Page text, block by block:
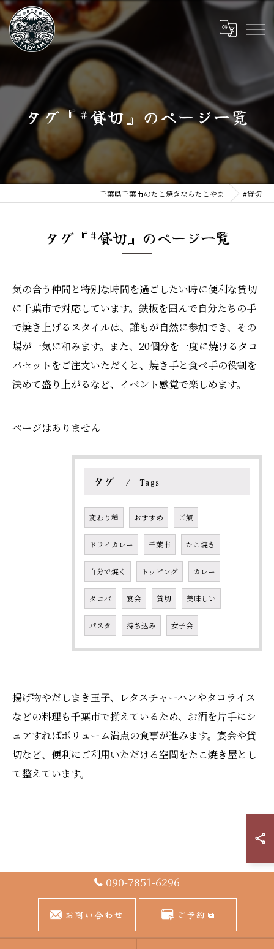
タグ『#貸切』のページ一覧
千葉県千葉市のたこ焼きならたこやま #貸切
タグ『#貸切』のページ一覧
気の合う仲間と特別な時間を過ごしたい時に便利な貸切
に千葉市で対応しています。鉄板を囲んで自分たちの手
で焼き上げるスタイルは、誰もが自然に参加でき、その
場が一気に和みます。また、20個分を一度に焼けるタコ
パセットをご注文いただくと、焼き手と食べ手の役割を
決めて盛り上がるなど、イベント感覚で楽しめます。
ページはありません
タグ Tags
変わり種 おすすめ ご飯
ドライカレー 千葉市 たこ焼き
自分で焼く トッピング カレー
タコパ 宴会 貸切 美味しい
パスタ 持ち込み 女子会
揚げ物やだしまき玉子、レタスチャーハンやタコライス
などの料理も千葉市で揃えているため、お酒を片手にシ
ェアすればボリューム満点の食事が進みます。宴会や貸
切など、便利にご利用いただける空間をたこ焼き屋とし
て整えています。
090-7851-6296
お問い合わせ ご予約